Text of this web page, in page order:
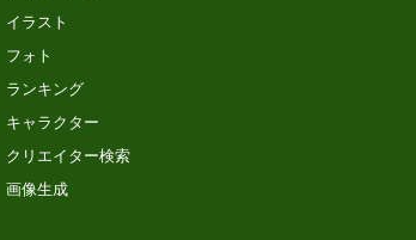
イラスト
フォト
ランキング
キャラクター
クリエイター検索
画像生成